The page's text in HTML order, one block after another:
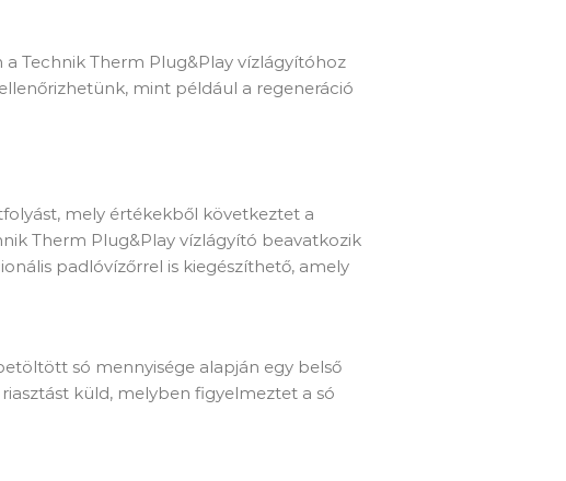
Technik Therm Plug&Play vízlágyítóhoz
mint például a regeneráció
mely értékekből következtet a
Therm Plug&Play vízlágyító beavatkozik
padlóvízőrrel is kiegészíthető, amely
só mennyisége alapján egy belső
küld, melyben figyelmeztet a só